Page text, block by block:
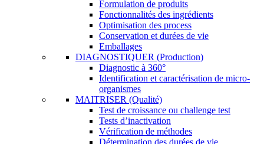
Formulation de produits
Fonctionnalités des ingrédients
Optimisation des process
Conservation et durées de vie
Emballages
DIAGNOSTIQUER (Production)
Diagnostic à 360°
Identification et caractérisation de micro-
organismes
MAITRISER (Qualité)
Test de croissance ou challenge test
Tests d’inactivation
Vérification de méthodes